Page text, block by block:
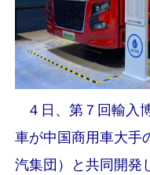
４日、第７回輸入
車が中国商用車大手
汽集団）と共同開発